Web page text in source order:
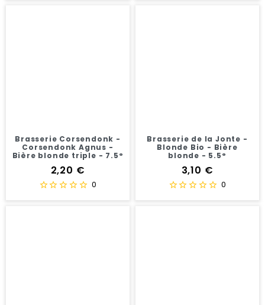
Brasserie Corsendonk -
Corsendonk Agnus -
Bière blonde triple - 7.5°
Prix
2,20 €
0
Brasserie de la Jonte -
Blonde Bio - Bière
blonde - 5.5°
Prix
3,10 €
0